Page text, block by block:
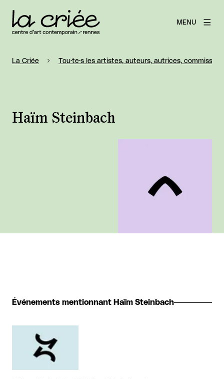
MENU
La Criée Tou·te·s les artistes, auteurs, autrices,
Haïm Steinbach
Événements mentionnant Haïm Steinbach